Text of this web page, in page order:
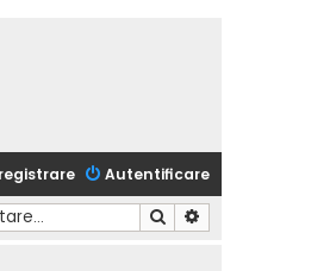
Autentificare
Căutare